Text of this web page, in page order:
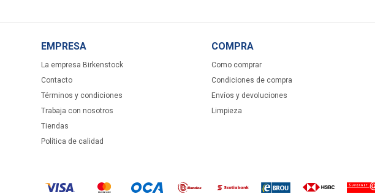
EMPRESA
La empresa Birkenstock
Contacto
Términos y condiciones
Trabaja con nosotros
Tiendas
Política de calidad
COMPRA
Como comprar
Condiciones de compra
Envíos y devoluciones
Limpieza